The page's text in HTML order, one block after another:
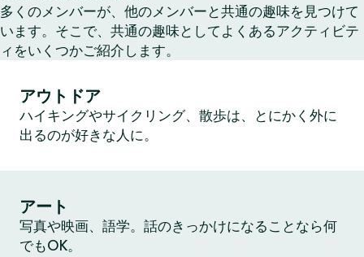
多くのメンバーが、他のメンバーと共通の趣味を見つけて
います。そこで、共通の趣味としてよくあるアクティビテ
ィをいくつかご紹介します。
アウトドア
ハイキングやサイクリング、散歩は、とにかく外に
出るのが好きな人に。
アート
写真や映画、語学。話のきっかけになることなら何
でもOK。